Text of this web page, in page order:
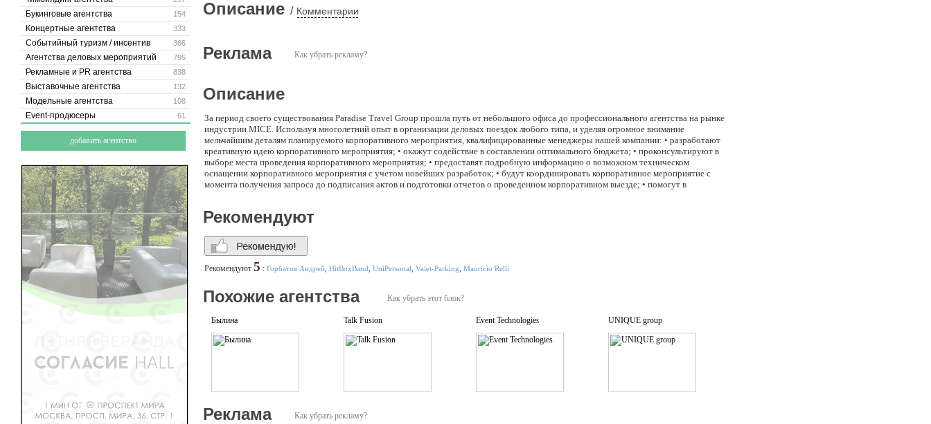
154
Букинговые агентства
333
Концертные агентства
366
Событийный туризм / инсентив
795
Агентства деловых мероприятий
838
Рекламные и PR агентства
132
Выставочные агентства
108
Модельные агентства
61
Event-продюсеры
добавить агентство
Описание / Комментарии
Как убрать рекламу?
Реклама
Описание
За период своего существования Paradise Travel Group прошла путь от небольшого офиса до профессионального агентства на рынке
индустрии MICE. Используя многолетний опыт в организации деловых поездок любого типа, и уделяя огромное внимание
мельчайшим деталям планируемого корпоративного мероприятия, квалифицированные менеджеры нашей компании: • разработают
креативную идею корпоративного мероприятия; • окажут содействие в составлении оптимального бюджета; • проконсультируют в
выборе места проведения корпоративного мероприятия; • предоставят подробную информацию о возможном техническом
оснащении корпоративного мероприятия с учетом новейших разработок; • будут координировать корпоративное мероприятие с
момента получения запроса до подписания актов и подготовки отчетов о проведенном корпоративном выезде; • помогут в
выездное корпоративное мероприятие на уровне высоких мировых стандартов качества! • Креативный подход к организации и
проведению мероприятий достигается наличием в штате компании профессионалов в области Event-маркетинга! • Долгосрочные
партнерские отношения позволяют нам предоставить заказчику возможность бесплатной предварительной инспекции своего
выездного мероприятия! • Нестандартный подход к инсентив-программам – Интеллектуальные Игры для топ-менеджеров Компаний! •
Основополагающий принцип работы компании – каждое мероприятие уникально по идее и содержанию!
Рекомендуют
Рекомендуют 5 : Горбатов Андрей HitBoxBand UniPersonal Valet-Parking Mauricio Relli
Как убрать этот блок?
Похожие агентства
Былина Talk Fusion Event Technologies UNIQUE group
Как убрать рекламу?
Реклама